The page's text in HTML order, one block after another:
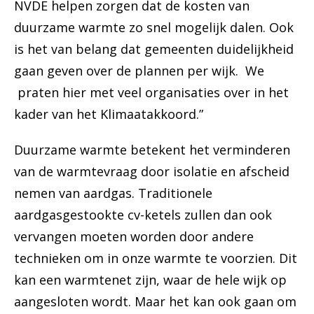
NVDE helpen zorgen dat de kosten van
duurzame warmte zo snel mogelijk dalen. Ook
is het van belang dat gemeenten duidelijkheid
gaan geven over de plannen per wijk. We
praten hier met veel organisaties over in het
kader van het Klimaatakkoord.”
Duurzame warmte betekent het verminderen
van de warmtevraag door isolatie en afscheid
nemen van aardgas. Traditionele
aardgasgestookte cv-ketels zullen dan ook
vervangen moeten worden door andere
technieken om in onze warmte te voorzien. Dit
kan een warmtenet zijn, waar de hele wijk op
aangesloten wordt. Maar het kan ook gaan om